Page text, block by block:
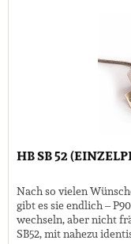
HB SB 52
Nach so vielen
gibt es sie endlich –
wechseln, aber nicht
SB52, mit nahezu